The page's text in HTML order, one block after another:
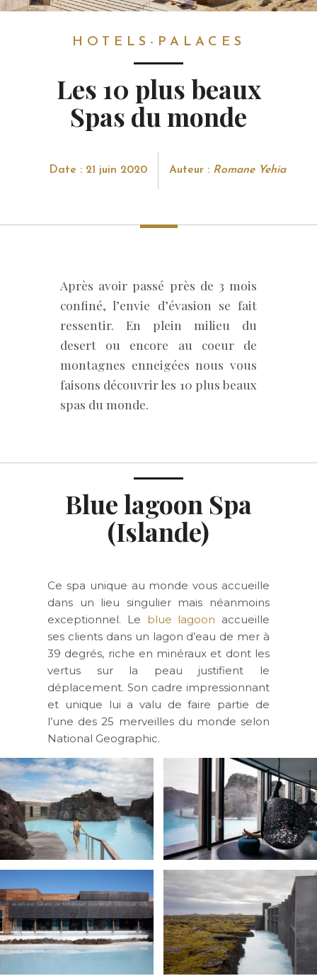
HOTELS-PALACES
Les 10 plus beaux
Spas du monde
Date : 21 juin 2020 Auteur : Romane Yehia
Après avoir passé près de 3 mois
confiné, l’envie d’évasion se fait
ressentir. En plein milieu du
desert ou encore au coeur de
montagnes enneigées nous vous
faisons découvrir les 10 plus beaux
spas du monde.
Blue lagoon Spa
(Islande)
Ce spa unique au monde vous accueille
dans un lieu singulier mais néanmoins
exceptionnel. Le blue lagoon accueille
ses clients dans un lagon d’eau de mer à
39 degrés, riche en minéraux et dont les
vertus sur la peau justifient le
déplacement. Son cadre impressionnant
et unique lui a valu de faire partie de
l’une des 25 merveilles du monde selon
National Geographic.